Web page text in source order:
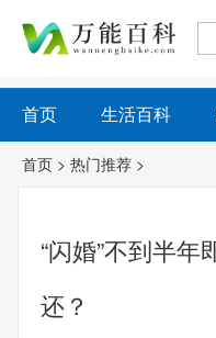
首页 生活百科
首页 > 热门推荐 >
“闪婚”不到半
还？